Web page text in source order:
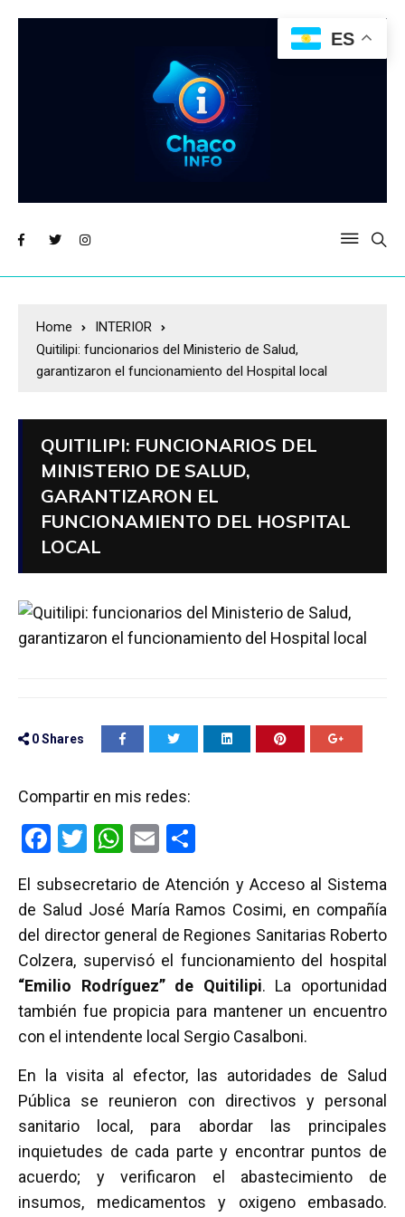
Home
INTERIOR
Quitilipi: funcionarios del Ministerio de Salud,
garantizaron el funcionamiento del Hospital local
QUITILIPI: FUNCIONARIOS DEL
MINISTERIO DE SALUD,
GARANTIZARON EL
FUNCIONAMIENTO DEL HOSPITAL
LOCAL
0Shares
Compartir en mis redes:
F
ce
b
o
o
k
T
tt
er
W
at
s
A
p
p
E
ail m
p
ar
tir
El subsecretario de Atención y Acceso al Sistema
de Salud José María Ramos Cosimi, en compañía
del director general de Regiones Sanitarias Roberto
Colzera, supervisó el funcionamiento del hospital
“Emilio Rodríguez” de Quitilipi. La oportunidad
también fue propicia para mantener un encuentro
con el intendente local Sergio Casalboni.
En la visita al efector, las autoridades de Salud
Pública se reunieron con directivos y personal
sanitario local, para abordar las principales
inquietudes de cada parte y encontrar puntos de
acuerdo; y verificaron el abastecimiento de
insumos, medicamentos y oxigeno embasado.
ES